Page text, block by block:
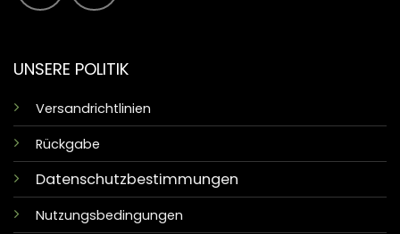
UNSERE POLITIK
Versandrichtlinien
Rückgabe
Datenschutzbestimmungen
Nutzungsbedingungen